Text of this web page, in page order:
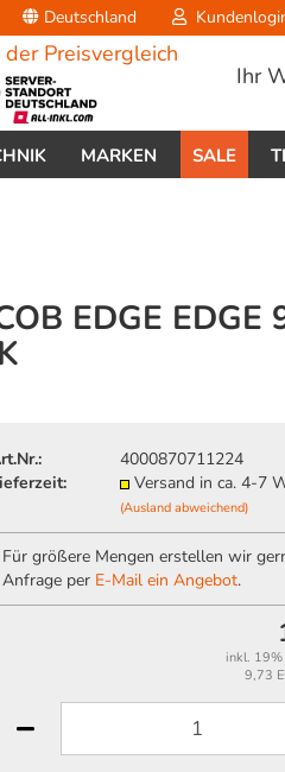
Deutschland
Ihr
MARKEN SALE
EDGE EDGE
4000870711224
Versand in ca. 4-7
(Ausland abweichend)
Für größere Mengen erstellen wir
Anfrage per E-Mail ein Angebot.
inkl. 19%
9,73